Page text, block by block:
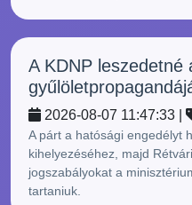
A KDNP leszedetné
2026-08-07 11:47:33 |
A párt a hatósági engedélyt
kihelyezéséhez, majd
jogszabályokat a
tartaniuk.